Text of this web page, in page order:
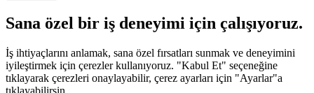
Sana özel bir iş deneyimi için çalışıyoruz.
İş ihtiyaçlarını anlamak, sana özel fırsatları sunmak ve deneyimini
iyileştirmek için çerezler kullanıyoruz. "Kabul Et" seçeneğine
tıklayarak çerezleri onaylayabilir, çerez ayarları için "Ayarlar"a